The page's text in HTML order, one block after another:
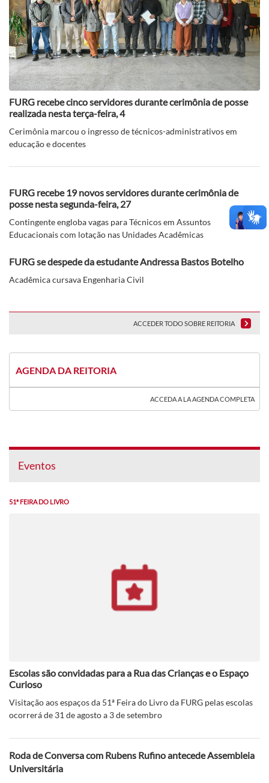
FURG recebe cinco servidores durante cerimônia de posse
realizada nesta terça-feira, 4
Cerimônia marcou o ingresso de técnicos-administrativos em
educação e docentes
FURG recebe 19 novos servidores durante cerimônia de
posse nesta segunda-feira, 27
Contingente engloba vagas para Técnicos em Assuntos
Educacionais com lotação nas Unidades Acadêmicas
FURG se despede da estudante Andressa Bastos Botelho
Acadêmica cursava Engenharia Civil
ACCEDER TODO SOBRE REITORIA
AGENDA DA REITORIA
ACCEDA A LA AGENDA COMPLETA
Eventos
51ª FEIRA DO LIVRO
Escolas são convidadas para a Rua das Crianças e o Espaço
Curioso
Visitação aos espaços da 51ª Feira do Livro da FURG pelas escolas
ocorrerá de 31 de agosto a 3 de setembro
Roda de Conversa com Rubens Rufino antecede Assembleia
Universitária